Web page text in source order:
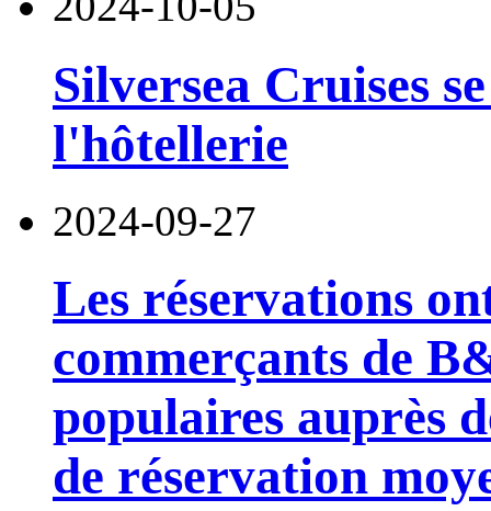
Silversea Cruises
l'hôtellerie
2024-09-27
Les réservations
commerçants de
populaires auprès
de réservation